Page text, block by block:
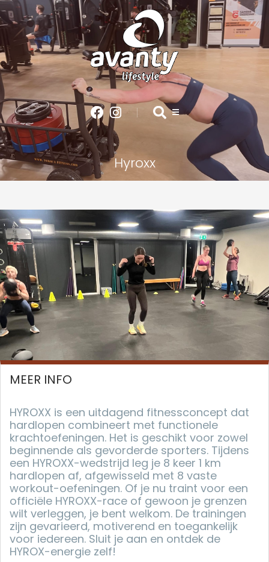
Hyroxx
MEER INFO
HYROXX is een uitdagend fitnessconcept dat
hardlopen combineert met functionele
krachtoefeningen. Het is geschikt voor zowel
beginnende als gevorderde sporters. Tijdens
een HYROXX-wedstrijd leg je 8 keer 1 km
hardlopen af, afgewisseld met 8 vaste
workout-oefeningen. Of je nu traint voor een
officiële HYROXX-race of gewoon je grenzen
wilt verleggen, je bent welkom. De trainingen
zijn gevarieerd, motiverend en toegankelijk
voor iedereen. Sluit je aan en ontdek de
HYROX-energie zelf!